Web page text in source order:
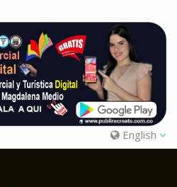
English